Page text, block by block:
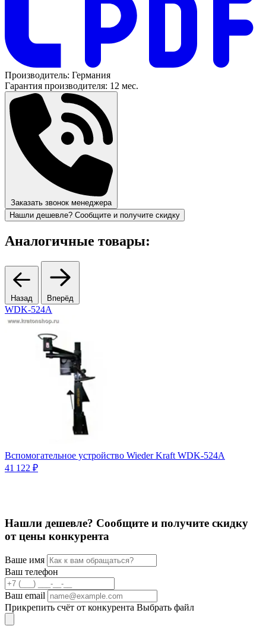
Производитель: Германия
Гарантия производителя: 12 мес.
Заказать звонок менеджера
Нашли дешевле? Сообщите и получите скидку
Аналогичные товары:
Назад Вперёд
WDK-524А
Вспомогательное устройство Wieder Kraft WDK-524А
41 122 ₽
Нашли дешевле? Сообщите и получите скидку
от цены конкурента
Ваше имя
Ваш телефон
Ваш email
Прикрепить счёт от конкурента Выбрать файл